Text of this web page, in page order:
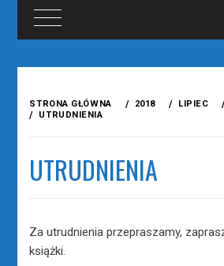
treści
STRONA GŁÓWNA 2018 LIPIEC
UTRUDNIENIA
UTRUDNIENIA
Za utrudnienia przepraszamy,
książki.